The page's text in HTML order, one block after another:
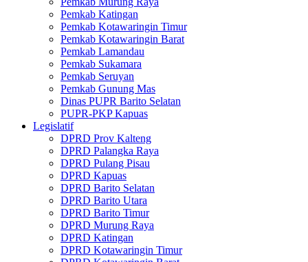
Pemkab Katingan
Pemkab Kotawaringin Timur
Pemkab Kotawaringin Barat
Pemkab Lamandau
Pemkab Sukamara
Pemkab Seruyan
Pemkab Gunung Mas
Dinas PUPR Barito Selatan
PUPR-PKP Kapuas
Legislatif
DPRD Prov Kalteng
DPRD Palangka Raya
DPRD Pulang Pisau
DPRD Kapuas
DPRD Barito Selatan
DPRD Barito Utara
DPRD Barito Timur
DPRD Murung Raya
DPRD Katingan
DPRD Kotawaringin Timur